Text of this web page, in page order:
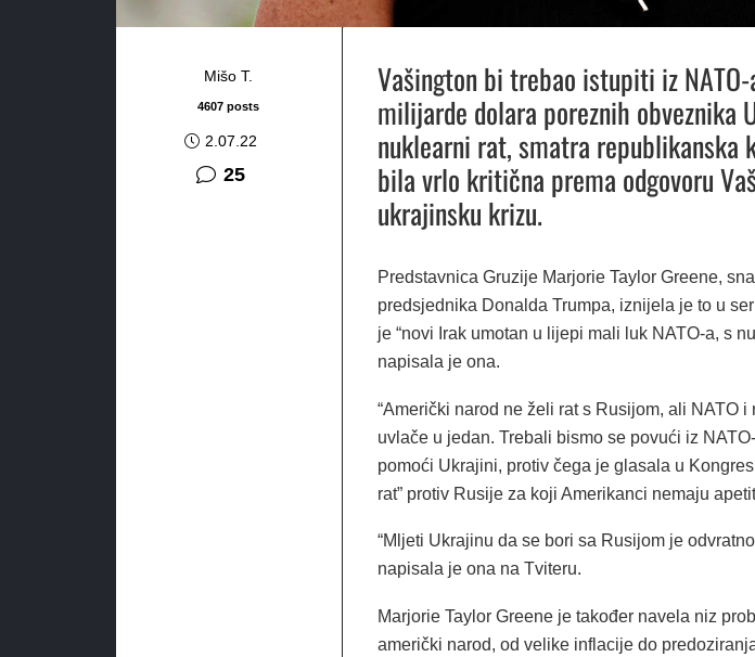
Mišo T.
4607 posts
2.07.22
25komentara
Vašington bi trebao istupiti iz
milijarde dolara poreznih obveznika
nuklearni rat, smatra republikanska
bila vrlo kritična prema odgovoru
ukrajinsku krizu.
Predstavnica Gruzije Marjorie Taylor Greene,
predsjednika Donalda Trumpa, iznijela je to u
je “novi Irak umotan u lijepi mali luk NATO-a, s
napisala je ona.
“Američki narod ne želi rat s Rusijom, ali NATO
uvlače u jedan. Trebali bismo se povući iz
pomoći Ukrajini, protiv čega je glasala u
rat” protiv Rusije za koji Amerikanci nemaju
“Mljeti Ukrajinu da se bori sa Rusijom je
napisala je ona na Tviteru.
Marjorie Taylor Greene je također navela niz
američki narod, od velike inflacije do